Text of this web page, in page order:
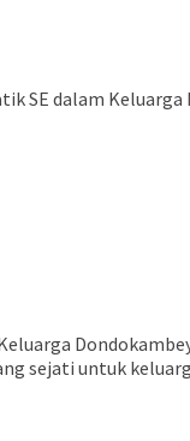
SE dalam Keluarga
sejati untuk